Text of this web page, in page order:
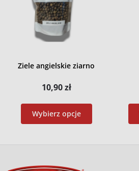
Ziele angielskie ziarno
10,90zł
Wybierz opcje